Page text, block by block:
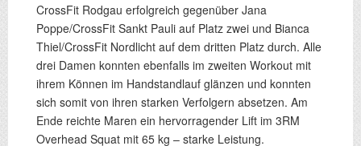
CrossFit Rodgau erfolgreich gegenüber Jana
Poppe/CrossFit Sankt Pauli auf Platz zwei und Bianca
Thiel/CrossFit Nordlicht auf dem dritten Platz durch. Alle
drei Damen konnten ebenfalls im zweiten Workout mit
ihrem Können im Handstandlauf glänzen und konnten
sich somit von ihren starken Verfolgern absetzen. Am
Ende reichte Maren ein hervorragender Lift im 3RM
Overhead Squat mit 65 kg – starke Leistung.